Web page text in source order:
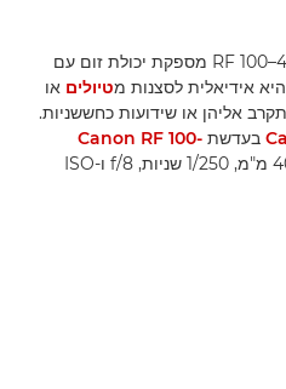
עדשת RF 100–400mm F5.6–8 IS USM מספקת יכולת זום עם
אידיאלית לסצנות מטיולים או
אליהן או שידועות כחששניות.
בעדשת Canon RF 100-
ב-400 מ"מ, 1/250 שניות, f/8 ו-ISO